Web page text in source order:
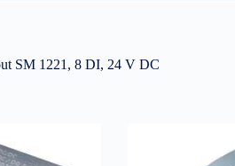
SM 1221, 8 DI, 24 V DC